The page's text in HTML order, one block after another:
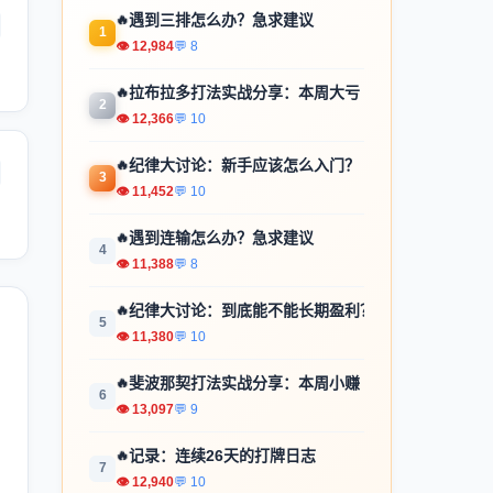
1
🔥遇到三排怎么办？急求建议
👁 12,984💬 8
2
🔥拉布拉多打法实战分享：本周大亏
👁 12,366💬 10
3
🔥纪律大讨论：新手应该怎么入门？
👁 11,452💬 10
4
🔥遇到连输怎么办？急求建议
👁 11,388💬 8
5
🔥纪律大讨论：到底能不能长期盈利？
👁 11,380💬 10
6
🔥斐波那契打法实战分享：本周小赚
👁 13,097💬 9
7
🔥记录：连续26天的打牌日志
👁 12,940💬 10